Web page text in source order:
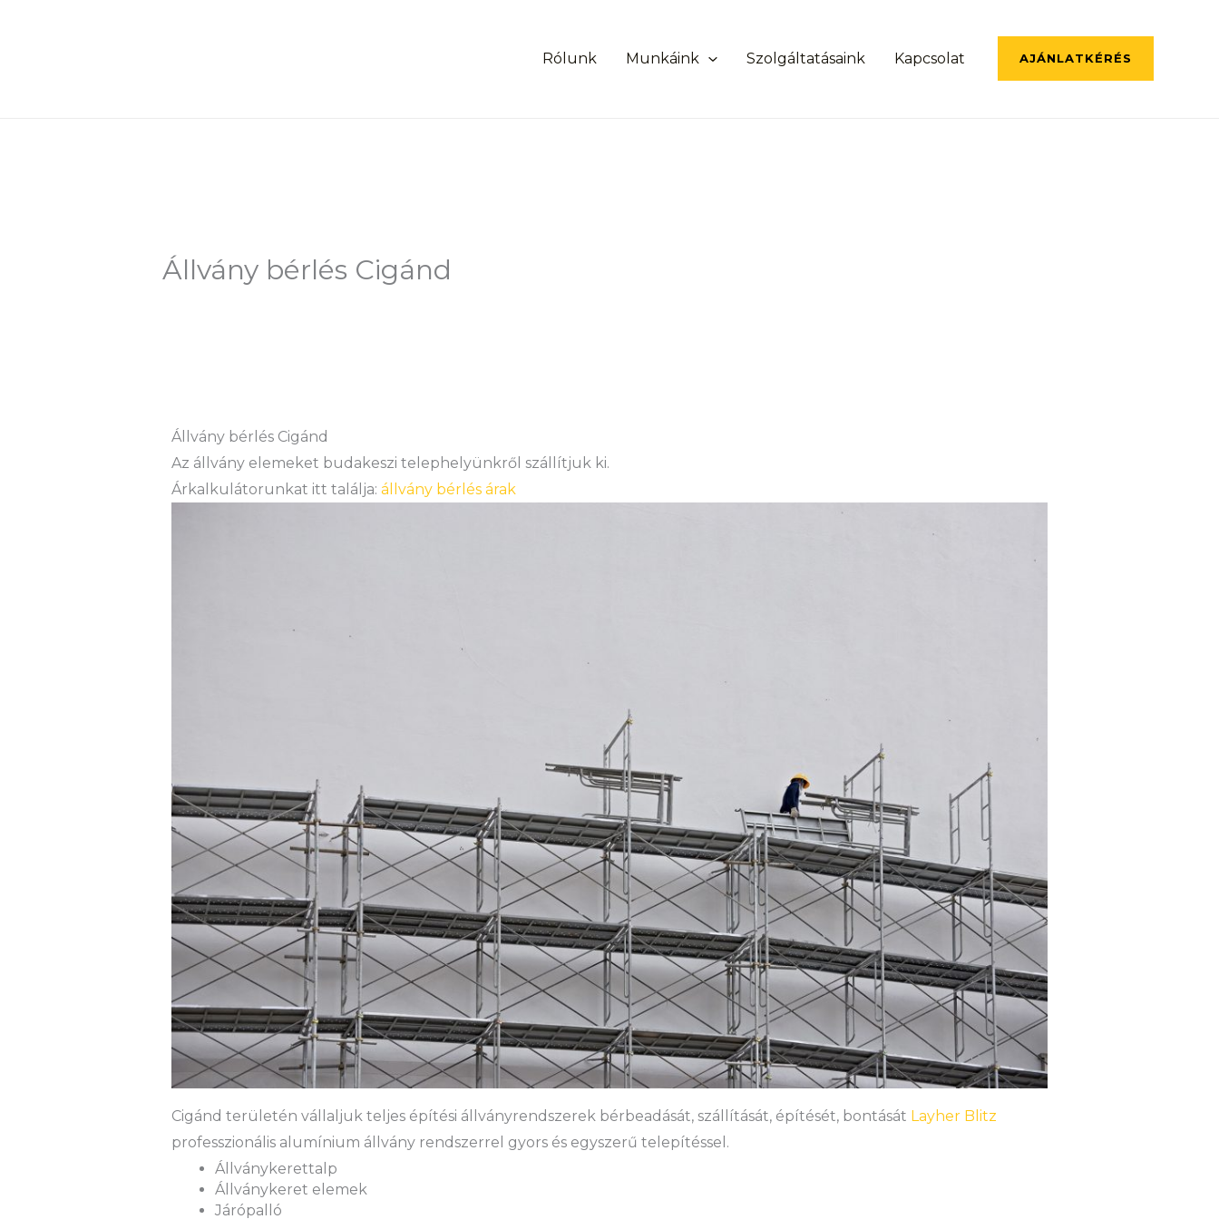
Rólunk Munkáink Szolgáltatásaink Kapcsolat AJÁNLATKÉRÉS
Állvány bérlés Cigánd
Állvány bérlés Cigánd
Az állvány elemeket budakeszi telephelyünkről szállítjuk ki.
Árkalkulátorunkat itt találja: állvány bérlés árak
Cigánd területén vállaljuk teljes építési állványrendszerek bérbeadását, szállítását, építését, bontását Layher Blitz
professzionális alumínium állvány rendszerrel gyors és egyszerű telepítéssel.
Állványkerettalp
Állványkeret elemek
Járópalló